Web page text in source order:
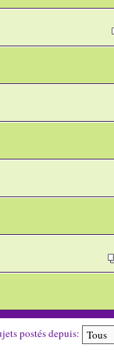
postés depuis: